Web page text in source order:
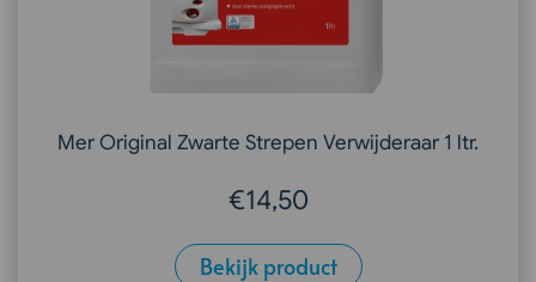
Mer Original Zwarte Strepen Verwijderaar 1 ltr.
€14,50
Bekijk product